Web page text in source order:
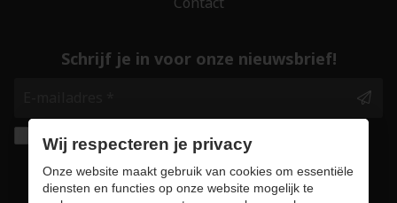
Schrijf je in voor onze nieuwsbrief!
Ik geef de toestemming om mijn gegevens te
bewaren en verwerken zoals aangegeven in
onzeprivacy statement. *
Wij respecteren je privacy
Onze website maakt gebruik van cookies om essentiële
diensten en functies op onze website mogelijk te